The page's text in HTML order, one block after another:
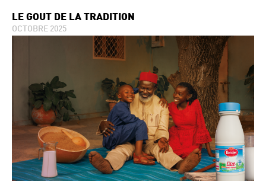
LE GOÛT DE LA TRADITION
OCTOBRE 2025